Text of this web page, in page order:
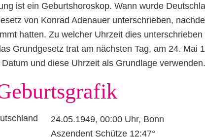
ist ein Geburtshoroskop. Wann wurde
von Konrad Adenauer unterschrieben,
hatten. Zu welcher Uhrzeit dies
Grundgesetz trat am nächsten Tag, am 24. Mai
und diese Uhrzeit als Grundlage verwenden.
24.05.1949, 00:00 Uhr, Bonn
Aszendent Schütze 12:47°